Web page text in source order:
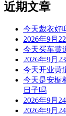
路才 闻千
奕兮 心雨
峰戈 千闻
夕博 彦千
近期文章
今天裁衣好
2026年9月
今天买车黄
2026年9月
今天开业黄
今天是安橱
日子吗
2026年9月
2026年9月